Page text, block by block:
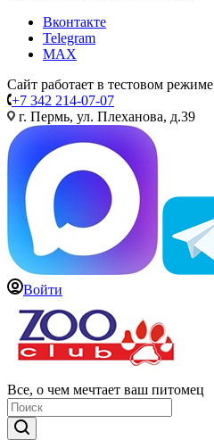
Вконтакте
Telegram
MAX
Сайт работает в тестовом режиме
+7 342 214-07-07
г. Пермь, ул. Плеханова, д.39
Войти
Все, о чем мечтает ваш питомец